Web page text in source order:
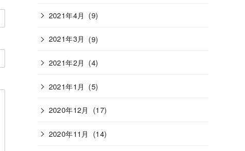
2021年4月 (9)
2021年3月 (9)
2021年2月 (4)
2021年1月 (5)
2020年12月 (17)
2020年11月 (14)